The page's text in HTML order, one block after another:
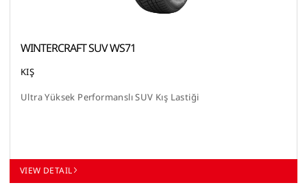
WINTERCRAFT SUV WS71
KIŞ
Ultra Yüksek Performanslı SUV Kış Lastiği
VIEW DETAIL